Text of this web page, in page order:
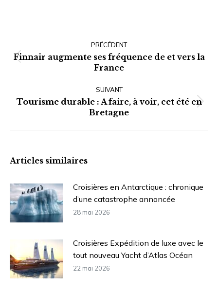
PRÉCÉDENT
Article
précédent
:
Finnair augmente ses fréquence de et vers la
France
SUIVANT
Article
suivant
Tourisme durable : A faire, à voir, cet été en
Bretagne
Articles similaires
Croisières en Antarctique : chronique
d’une catastrophe annoncée
28 mai 2026
Croisières Expédition de luxe avec le
tout nouveau Yacht d’Atlas Océan
22 mai 2026